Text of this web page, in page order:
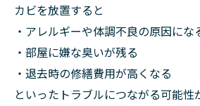
カビを放置すると
・アレルギーや体調不良の原因にな
・部屋に嫌な臭いが残る
・退去時の修繕費用が高くなる
といったトラブルにつながる可能性